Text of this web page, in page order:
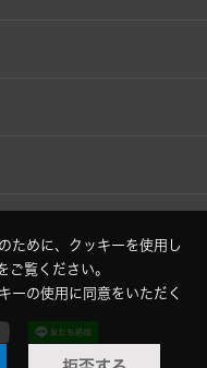
ために、クッキーを使用し
ご覧ください。
ーの使用に同意をいただく